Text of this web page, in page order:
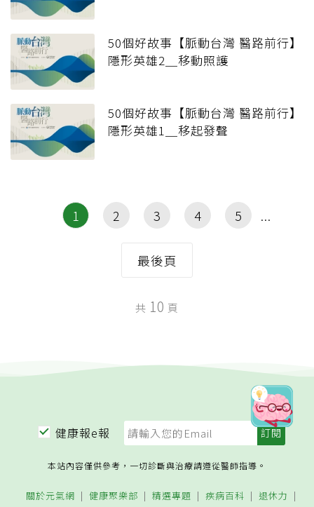
50個好故事【脈動台灣 醫路前行】
隱形英雄2＿移動照護
50個好故事【脈動台灣 醫路前行】
隱形英雄1＿移起發聲
1 2 3 4 5
最後頁
共 10 頁
健康報e報
本站內容僅供參考，一切診斷與治療請遵從醫師指導。
關於元氣網 健康聚樂部 精選專題 疾病百科 退休力